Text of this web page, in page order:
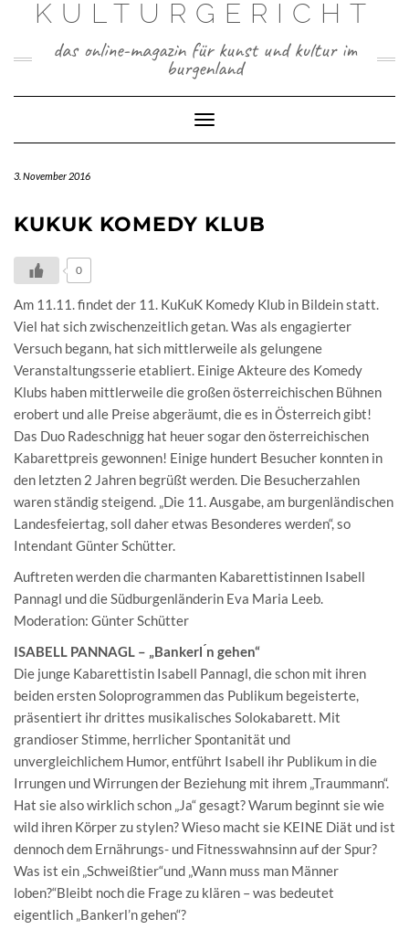
KULTURGERICHT
das online-magazin für kunst und kultur im
burgenland
Toggle
Navigation
3. November 2016
KUKUK KOMEDY KLUB
0
Am 11.11. findet der 11. KuKuK Komedy Klub in Bildein statt.
Viel hat sich zwischenzeitlich getan. Was als engagierter
Versuch begann, hat sich mittlerweile als gelungene
Veranstaltungsserie etabliert. Einige Akteure des Komedy
Klubs haben mittlerweile die großen österreichischen Bühnen
erobert und alle Preise abgeräumt, die es in Österreich gibt!
Das Duo Radeschnigg hat heuer sogar den österreichischen
Kabarettpreis gewonnen! Einige hundert Besucher konnten in
den letzten 2 Jahren begrüßt werden. Die Besucherzahlen
waren ständig steigend. „Die 11. Ausgabe, am burgenländischen
Landesfeiertag, soll daher etwas Besonderes werden“, so
Intendant Günter Schütter.
Auftreten werden die charmanten Kabarettistinnen Isabell
Pannagl und die Südburgenländerin Eva Maria Leeb.
Moderation: Günter Schütter
ISABELL PANNAGL – „Bankerl ́n gehen“
Die junge Kabarettistin Isabell Pannagl, die schon mit ihren
beiden ersten Soloprogrammen das Publikum begeisterte,
präsentiert ihr drittes musikalisches Solokabarett. Mit
grandioser Stimme, herrlicher Spontanität und
unvergleichlichem Humor, entführt Isabell ihr Publikum in die
Irrungen und Wirrungen der Beziehung mit ihrem „Traummann“.
Hat sie also wirklich schon „Ja“ gesagt? Warum beginnt sie wie
wild ihren Körper zu stylen? Wieso macht sie KEINE Diät und ist
dennoch dem Ernährungs- und Fitnesswahnsinn auf der Spur?
Was ist ein „Schweißtier“und „Wann muss man Männer
loben?“Bleibt noch die Frage zu klären – was bedeutet
eigentlich „Bankerl’n gehen“?